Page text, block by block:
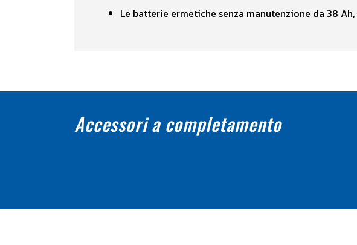
Le batterie ermetiche senza manutenzione da 38
Accessori a completamento